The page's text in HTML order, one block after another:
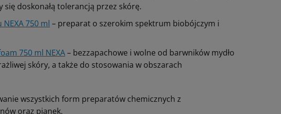
doskonałą tolerancją przez skórę.
750 ml – preparat o szerokim spektrum biobójczym i
750 ml NEXA– bezzapachowe i wolne od barwników mydło
skóry, a także do stosowania w obszarach
wszystkich form preparatów chemicznych z
oraz pianek.